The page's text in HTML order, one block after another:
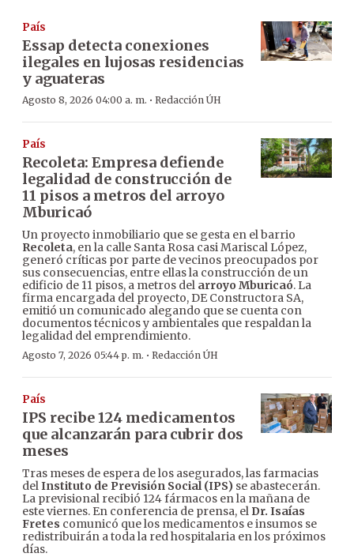
País
Essap detecta conexiones
ilegales en lujosas residencias
y aguateras
Agosto 8, 2026 04:00 a. m. · Redacción ÚH
País
Recoleta: Empresa defiende
legalidad de construcción de
11 pisos a metros del arroyo
Mburicaó
Un proyecto inmobiliario que se gesta en el barrio
Recoleta, en la calle Santa Rosa casi Mariscal López,
generó críticas por parte de vecinos preocupados por
sus consecuencias, entre ellas la construcción de un
edificio de 11 pisos, a metros del arroyo Mburicaó. La
firma encargada del proyecto, DE Constructora SA,
emitió un comunicado alegando que se cuenta con
documentos técnicos y ambientales que respaldan la
legalidad del emprendimiento.
Agosto 7, 2026 05:44 p. m. · Redacción ÚH
País
IPS recibe 124 medicamentos
que alcanzarán para cubrir dos
meses
Tras meses de espera de los asegurados, las farmacias
delInstituto de Previsión Social (IPS) se abastecerán.
La previsional recibió 124 fármacos en la mañana de
este viernes. En conferencia de prensa, el Dr. Isaías
Fretes comunicó que los medicamentos e insumos se
redistribuirán a toda la red hospitalaria en los próximos
días.